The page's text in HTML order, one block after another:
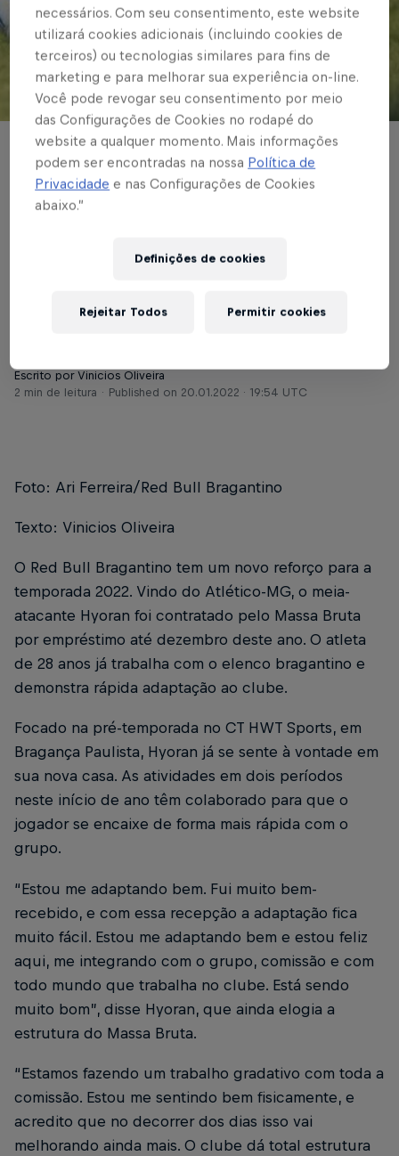
© Red Bull Bragantino
FUTEBOL MASCULINO
Red Bull Bragantino
meia-atacante Hyoran
para a temporada
Escrito por Vinicios Oliveira
2 min de leitura
Published on 20.01.2022 · 19:54 UTC
Foto: Ari Ferreira/Red Bull Bragantino
Texto: Vinicios Oliveira
O Red Bull Bragantino tem um novo reforço para a
temporada 2022. Vindo do Atlético-MG, o meia-
atacante Hyoran foi contratado pelo Massa Bruta
por empréstimo até dezembro deste ano. O atleta
de 28 anos já trabalha com o elenco bragantino e
demonstra rápida adaptação ao clube.
Focado na pré-temporada no CT HWT Sports, em
Bragança Paulista, Hyoran já se sente à vontade em
sua nova casa. As atividades em dois períodos
neste início de ano têm colaborado para que o
jogador se encaixe de forma mais rápida com o
grupo.
“Estou me adaptando bem. Fui muito bem-
recebido, e com essa recepção a adaptação fica
muito fácil. Estou me adaptando bem e estou feliz
aqui, me integrando com o grupo, comissão e com
todo mundo que trabalha no clube. Está sendo
muito bom”, disse Hyoran, que ainda elogia a
estrutura do Massa Bruta.
“Estamos fazendo um trabalho gradativo com toda a
comissão. Estou me sentindo bem fisicamente, e
acredito que no decorrer dos dias isso vai
melhorando ainda mais. O clube dá total estrutura
necessários. Com seu consentimento, este website
utilizará cookies adicionais (incluindo cookies de
terceiros) ou tecnologias similares para fins de
marketing e para melhorar sua experiência on-line.
Você pode revogar seu consentimento por meio
das Configurações de Cookies no rodapé do
website a qualquer momento. Mais informações
podem ser encontradas na nossa Política de
Privacidade e nas Configurações de Cookies
abaixo.”
Definições de cookies
Rejeitar Todos Permitir cookies